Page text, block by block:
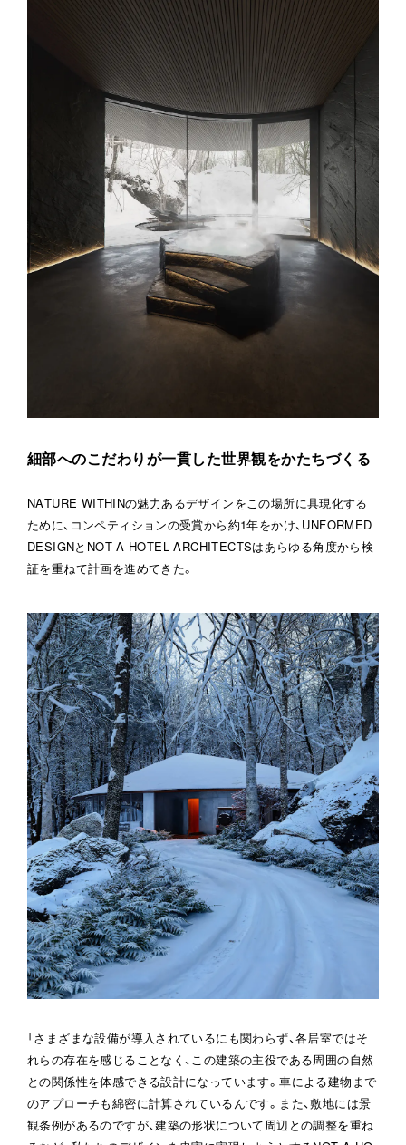
細部へのこだわりが一貫した世界観をかたちづくる
NATURE WITHINの魅力あるデザインをこの場所に具現化する
ために、コンペティションの受賞から約1年をかけ、UNFORMED
DESIGNとNOT A HOTEL ARCHITECTSはあらゆる角度から検
証を重ねて計画を進めてきた。
「さまざまな設備が導入されているにも関わらず、各居室ではそ
れらの存在を感じることなく、この建築の主役である周囲の自然
との関係性を体感できる設計になっています。車による建物まで
のアプローチも綿密に計算されているんです。また、敷地には景
観条例があるのですが、建築の形状について周辺との調整を重ね